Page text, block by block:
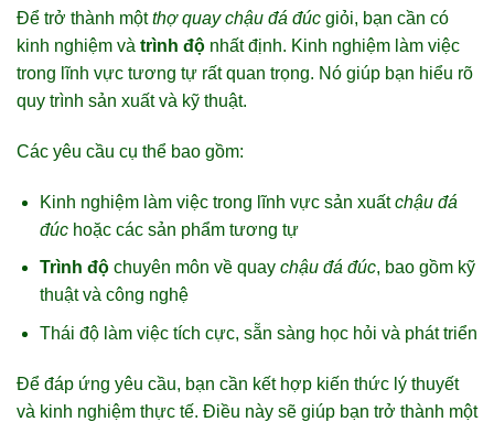
Để trở thành mộtthợ quay chậu đá đúc giỏi, bạn cần có
kinh nghiệm và trình độ nhất định. Kinh nghiệm làm việc
trong lĩnh vực tương tự rất quan trọng. Nó giúp bạn hiểu rõ
quy trình sản xuất và kỹ thuật.
Các yêu cầu cụ thể bao gồm:
Kinh nghiệm làm việc trong lĩnh vực sản xuấtchậu đá
đúchoặc các sản phẩm tương tự
Trình độchuyên môn về quay chậu đá đúc, bao gồm kỹ
thuật và công nghệ
Thái độ làm việc tích cực, sẵn sàng học hỏi và phát triển
Để đáp ứng yêu cầu, bạn cần kết hợp kiến thức lý thuyết
và kinh nghiệm thực tế. Điều này sẽ giúp bạn trở thành một